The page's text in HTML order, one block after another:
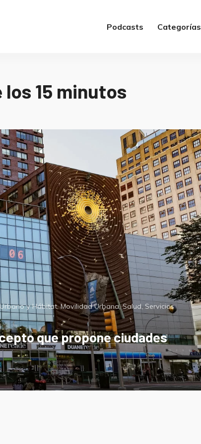
Podcasts Categorías
15 minutos
y Hábitat,Movilidad Urbana,Salud,Servicios
que propone ciudades